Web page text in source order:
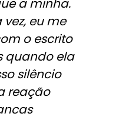
a minha.
eu me
o escrito
quando ela
silêncio
reação